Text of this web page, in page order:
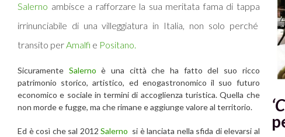
Salerno ambisce a rafforzare la sua meritata fama di tappa
irrinunciabile di una villeggiatura in Italia, non solo perché
transito perAmalfi e Positano.
Sicuramente Salerno è una città che ha fatto del suo ricco
patrimonio storico, artistico, ed enogastronomico il suo futuro
economico e sociale in termini di accoglienza turistica. Quella che
non morde e fugge, ma che rimane e aggiunge valore al territorio.
Ed è così che sal 2012Salerno si è lanciata nella sfida di elevarsi al